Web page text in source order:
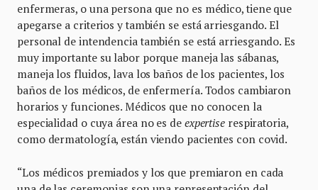
enfermeras, o una persona que no es médico, tiene que
apegarse a criterios y también se está arriesgando. El
personal de intendencia también se está arriesgando. Es
muy importante su labor porque maneja las sábanas,
maneja los fluidos, lava los baños de los pacientes, los
baños de los médicos, de enfermería. Todos cambiaron
horarios y funciones. Médicos que no conocen la
especialidad o cuya área no es de expertise respiratoria,
como dermatología, están viendo pacientes con covid.
“Los médicos premiados y los que premiaron en cada